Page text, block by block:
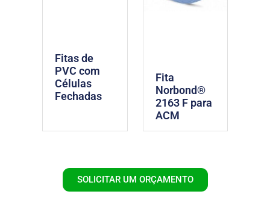
Fitas de
PVC com
Células
Fechadas
Fita
Norbond®
2163 F para
ACM
SOLICITAR UM ORÇAMENTO